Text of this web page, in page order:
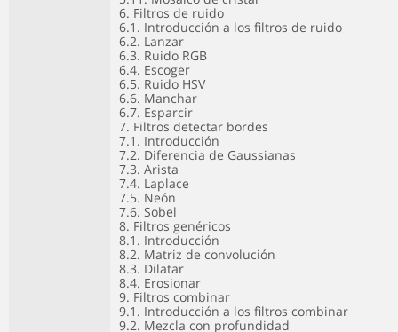
6. Filtros de ruido
6.1. Introducción a los filtros de ruido
6.2. Lanzar
6.3. Ruido RGB
6.4. Escoger
6.5. Ruido HSV
6.6. Manchar
6.7. Esparcir
7. Filtros detectar bordes
7.1. Introducción
7.2. Diferencia de Gaussianas
7.3. Arista
7.4. Laplace
7.5. Neón
7.6. Sobel
8. Filtros genéricos
8.1. Introducción
8.2. Matriz de convolución
8.3. Dilatar
8.4. Erosionar
9. Filtros combinar
9.1. Introducción a los filtros combinar
9.2. Mezcla con profundidad